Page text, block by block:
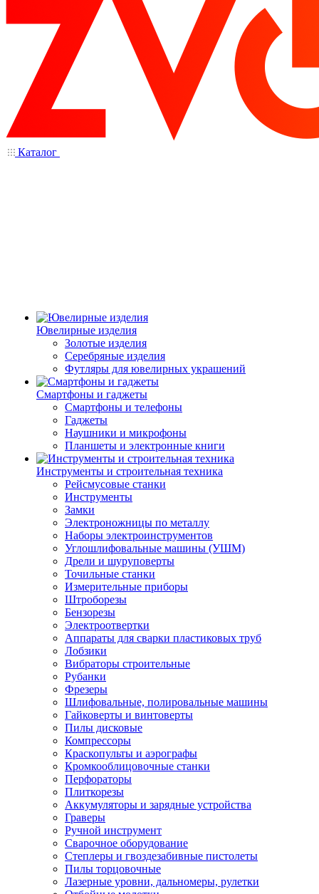
Каталог
Ювелирные изделия
Золотые изделия
Серебряные изделия
Футляры для ювелирных украшений
Смартфоны и гаджеты
Смартфоны и телефоны
Гаджеты
Наушники и микрофоны
Планшеты и электронные книги
Инструменты и строительная техника
Рейсмусовые станки
Инструменты
Замки
Электроножницы по металлу
Наборы электроинструментов
Углошлифовальные машины (УШМ)
Дрели и шуруповерты
Точильные станки
Измерительные приборы
Штроборезы
Бензорезы
Электроотвертки
Аппараты для сварки пластиковых труб
Лобзики
Вибраторы строительные
Рубанки
Фрезеры
Шлифовальные, полировальные машины
Гайковерты и винтоверты
Пилы дисковые
Компрессоры
Краскопульты и аэрографы
Кромкооблицовочные станки
Перфораторы
Плиткорезы
Аккумуляторы и зарядные устройства
Граверы
Ручной инструмент
Сварочное оборудование
Степлеры и гвоздезабивные пистолеты
Пилы торцовочные
Лазерные уровни, дальномеры, рулетки